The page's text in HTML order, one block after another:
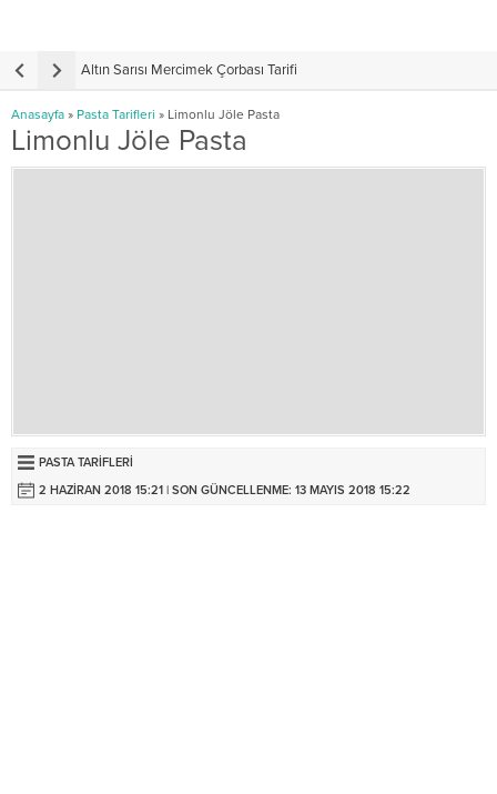
Altın Sarısı Mercimek Çorbası Tarifi
Anasayfa » Pasta Tarifleri » Limonlu Jöle Pasta
Limonlu Jöle Pasta
PASTA TARIFLERI
2 HAZIRAN 2018 15:21 | SON GÜNCELLENME: 13 MAYIS 2018 15:22